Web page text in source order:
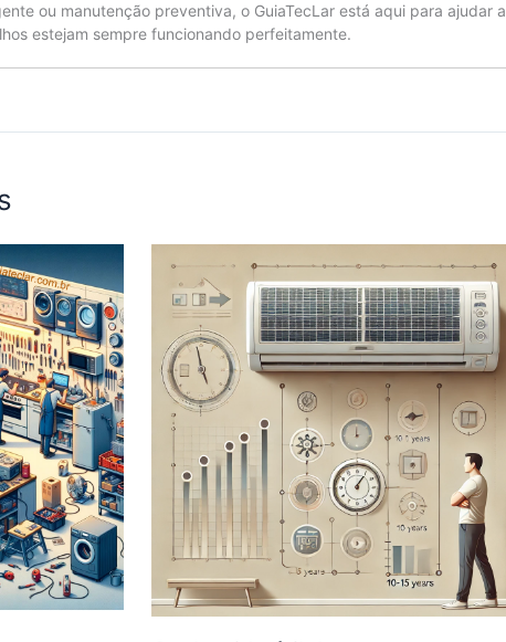
ou manutenção preventiva, o GuiaTecLar está aqui para ajudar a
estejam sempre funcionando perfeitamente.